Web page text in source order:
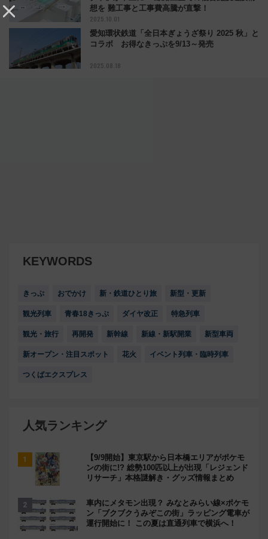
想を 難工事と工事費高騰が直撃！
2025.10.01
愛知環状鉄道「全日本ぎょうざ祭り 2025 秋」と
コラボ お得なきっぷを9/13～発売
2025.08.18
KEYWORDS
きっぷ おでかけ 新・鉄道ひとり旅 新型・更新
観光列車 青春18きっぷ ダイヤ改正 特急列車
観光・旅行 再開発 新幹線 新線・新駅開業 新型車両
新オープン・注目スポット 花火 イベント列車・臨時列車
つくばエクスプレス
人気ランキング
【9/9開始】東京駅から日本橋エリアがポケモ
ンの街に!? 総勢100匹以上が出現「レジェンド
リサーチ」本格謎解き・グッズ情報まとめ
車内にメタモン出現？ みなとみらい線×ポケモ
ン「ブクブクうみぞこの街」ラッピング電車が
運行開始に！ この夏は直通列車で横浜へ！